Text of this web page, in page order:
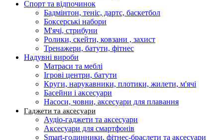
Спорт та відпочинок
Бадмінтон, теніс, дартс, баскетбол
Боксерські набори
М'ячі, стрибуни
Ролики, скейти, ковзани , захист
Тренажери, батути, фітнес
Надувні вироби
Матраси та меблі
Ігрові центри, батути
Круги, нарукавники, плотики, жилети, м'ячі
Басейни і аксесуари
Насоси, човни, аксесуари для плавання
Гаджети та аксесуари
Аудіо-гаджети та аксесуари
Аксесуари для смартфонів
Smart-годинники, фітнес-браслети та аксесуари